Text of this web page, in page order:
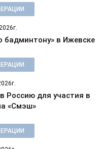
бадминтону» в Ижевске
Россию для участия в
«Смэш»